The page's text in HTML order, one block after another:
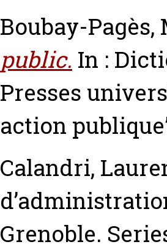
Boubay-Pagès,
public. In :
Presses
action
Calandri,
Grenoble.